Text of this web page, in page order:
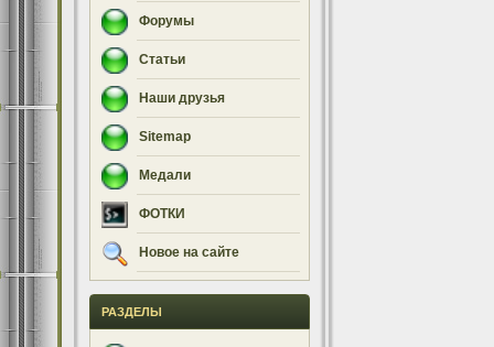
Форумы
Статьи
Наши друзья
Sitemap
Медали
ФОТКИ
Новое на сайте
РАЗДЕЛЫ